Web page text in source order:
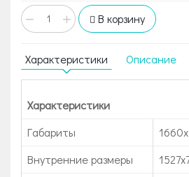
− + В корзину
Характеристики Описание
Характеристики
Габариты
Внутренние размеры